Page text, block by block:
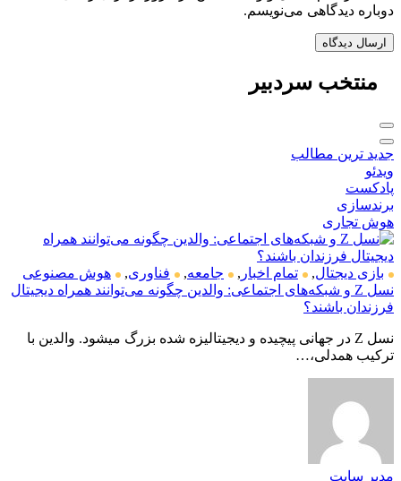
دوباره دیدگاهی می‌نویسم.
منتخب سردبیر
جدید ترین مطالب
ویدئو
پادکست
برندسازی
هوش تجاری
بازی دیجتال, تمام اخبار , جامعه, فناوری,
هوش مصنوعی
نسل Z و شبکه‌های اجتماعی: والدین چگونه می‌توانند همراه دیجیتال
فرزندان باشند؟
نسل Z در جهانی پیچیده و دیجیتالیزه شده بزرگ میشود. والدین با
ترکیب همدلی،…
مدیر سایت